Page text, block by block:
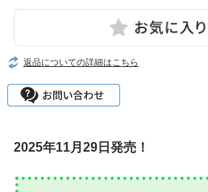
返品についての詳細はこちら
2025年11月29日発売！